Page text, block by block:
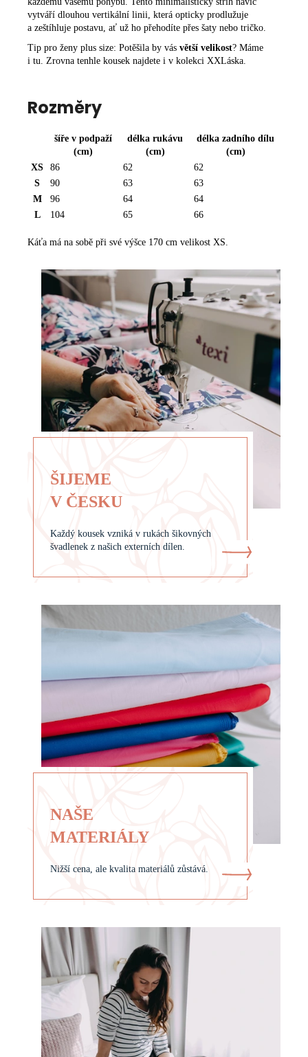
vytváří dlouhou vertikální linii, která opticky prodlužuje
a zeštíhluje postavu, ať už ho přehodíte přes šaty nebo tričko.
Tip pro ženy plus size: Potěšila by vás větší velikost? Máme
i tu. Zrovna tenhle kousek najdete i v kolekci XXLáska.
Rozměry
R
O
M
R
S
A
K
A
A
R
šíře v podpaží
(cm)
délka rukávu
(cm)
délka zadního dílu
(cm)
XS
86 62
62
S
90 63
63
M
96 64
64
L
104 65 66
Káťa má na sobě při své výšce 170 cm velikost XS.
ŠIJEME
V ČESKU
Každý kousek vzniká v rukách šikovných
švadlenek z našich externích dílen.
NAŠE
MATERIÁLY
Nižší cena, ale kvalita materiálů zůstává.